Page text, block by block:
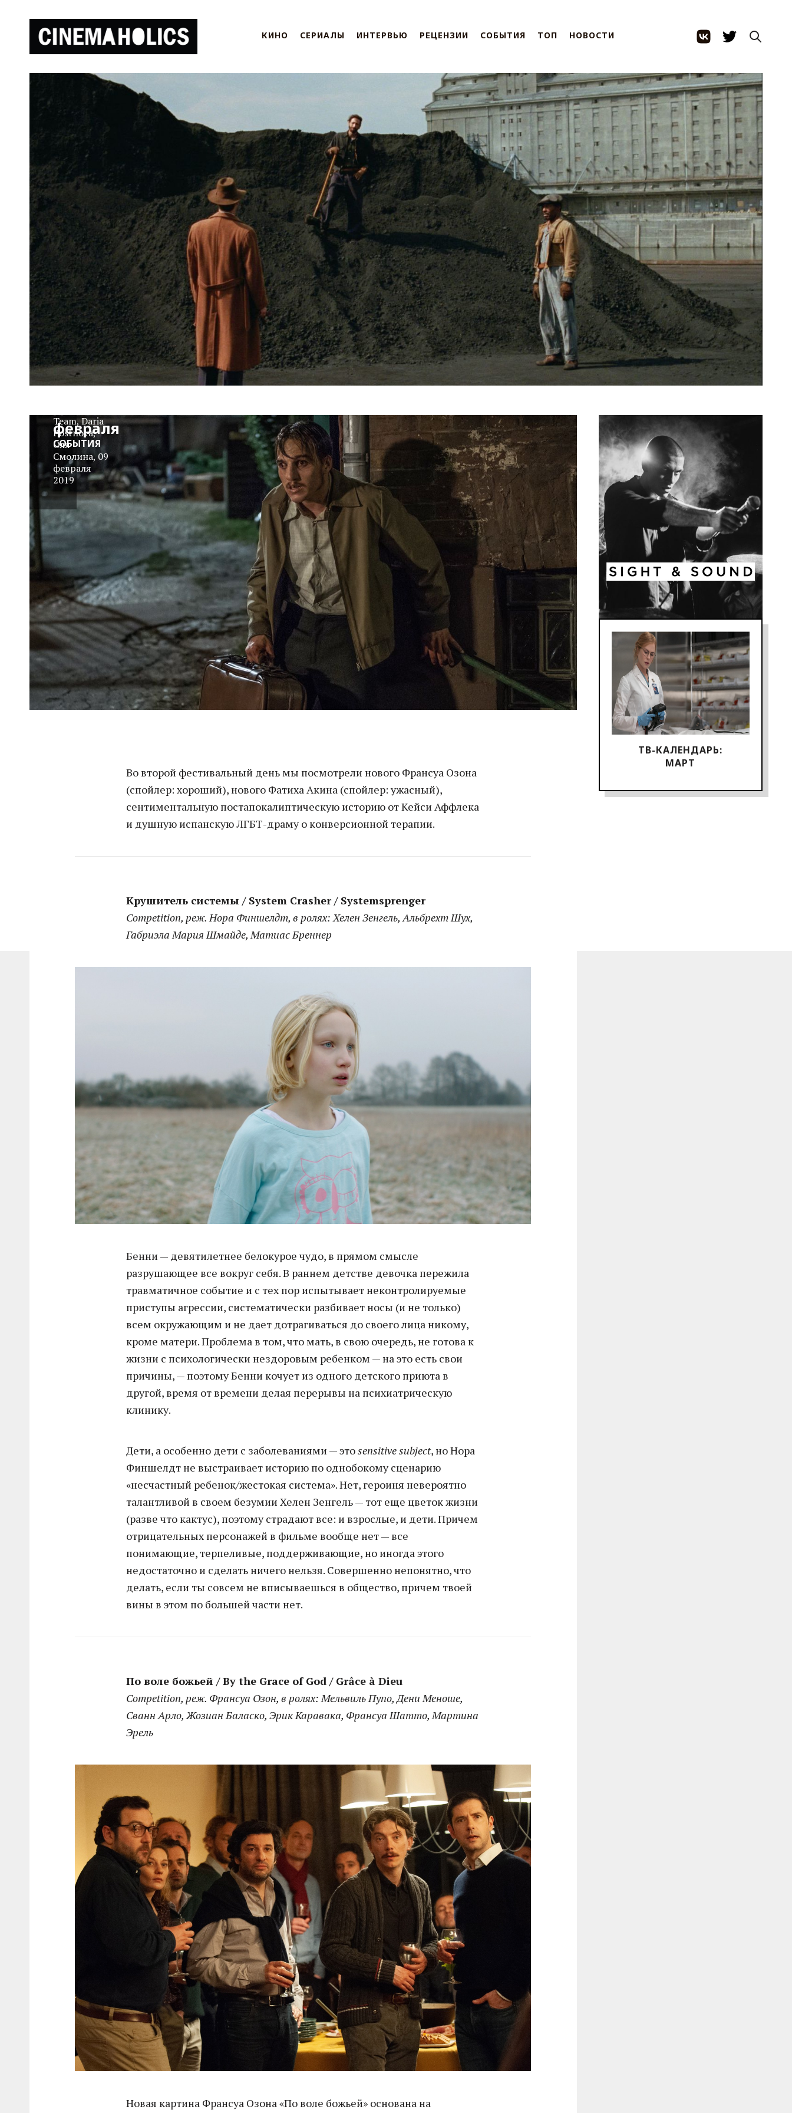
КИНО СЕРИАЛЫ ИНТЕРВЬЮ РЕЦЕНЗИИ СОБЫТИЯ ТОП НОВОСТИ
ТВ-КАЛЕНДАРЬ:
МАРТ
Берлинале-2019:
февраля
Team,Daria
Postnova,
Оля
Смолина, 09
февраля
2019
СОБЫТИЯ
Во второй фестивальный день мы посмотрели нового Франсуа Озона
(спойлер: хороший), нового Фатиха Акина (спойлер: ужасный),
сентиментальную постапокалиптическую историю от Кейси Аффлека
и душную испанскую ЛГБТ-драму о конверсионной терапии.
Крушитель системы / System Crasher / Systemsprenger
Competition, реж. Нора Финшелдт, в ролях: Хелен Зенгель, Альбрехт Шух,
Габриэла Мария Шмайде, Матиас Бреннер
Бенни — девятилетнее белокурое чудо, в прямом смысле
разрушающее все вокруг себя. В раннем детстве девочка пережила
травматичное событие и с тех пор испытывает неконтролируемые
приступы агрессии, систематически разбивает носы (и не только)
всем окружающим и не дает дотрагиваться до своего лица никому,
кроме матери. Проблема в том, что мать, в свою очередь, не готова к
жизни с психологически нездоровым ребенком — на это есть свои
причины, — поэтому Бенни кочует из одного детского приюта в
другой, время от времени делая перерывы на психиатрическую
клинику.
Дети, а особенно дети с заболеваниями — этоsensitive subject, но Нора
Финшелдт не выстраивает историю по однобокому сценарию
«несчастный ребенок/жестокая система». Нет, героиня невероятно
талантливой в своем безумии Хелен Зенгель — тот еще цветок жизни
(разве что кактус), поэтому страдают все: и взрослые, и дети. Причем
отрицательных персонажей в фильме вообще нет — все
понимающие, терпеливые, поддерживающие, но иногда этого
недостаточно и сделать ничего нельзя. Совершенно непонятно, что
делать, если ты совсем не вписываешься в общество, причем твоей
вины в этом по большей части нет.
По воле божьей / By the Grace of God / Grâce à Dieu
Competition, реж. Франсуа Озон, в ролях: Мельвиль Пупо, Дени Меноше,
Сванн Арло, Жозиан Баласко, Эрик Каравака, Франсуа Шатто, Мартина
Эрель
Новая картина Франсуа Озона «По воле божьей» основана на